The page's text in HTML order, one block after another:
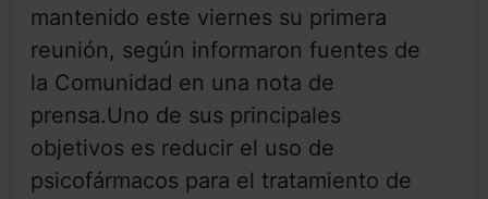
mantenido este viernes su primera
reunión, según informaron fuentes de
la Comunidad en una nota de
prensa.Uno de sus principales
objetivos es reducir el uso de
psicofármacos para el tratamiento de